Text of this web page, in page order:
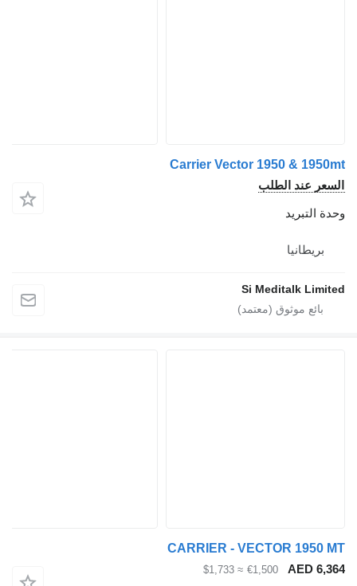
Carrier Vector 1950 &
عند الطلب
Si Meditalk
CARRIER - VECTOR
AED
€1,500
≈ $1,733